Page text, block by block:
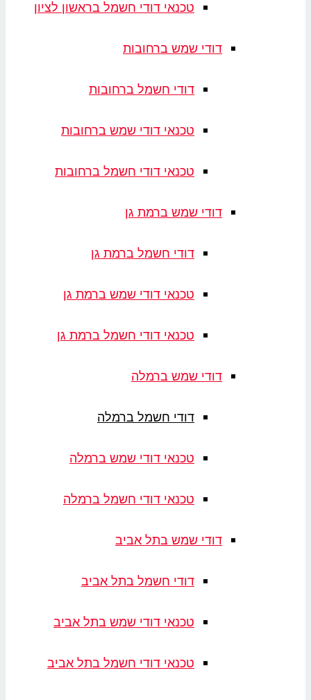
טכנאי דודי חשמל בראשון לציון
דודי שמש ברחובות
דודי חשמל ברחובות
טכנאי דודי שמש ברחובות
טכנאי דודי חשמל ברחובות
דודי שמש ברמת גן
דודי חשמל ברמת גן
טכנאי דודי שמש ברמת גן
טכנאי דודי חשמל ברמת גן
דודי שמש ברמלה
דודי חשמל ברמלה
טכנאי דודי שמש ברמלה
טכנאי דודי חשמל ברמלה
דודי שמש בתל אביב
דודי חשמל בתל אביב
טכנאי דודי שמש בתל אביב
טכנאי דודי חשמל בתל אביב